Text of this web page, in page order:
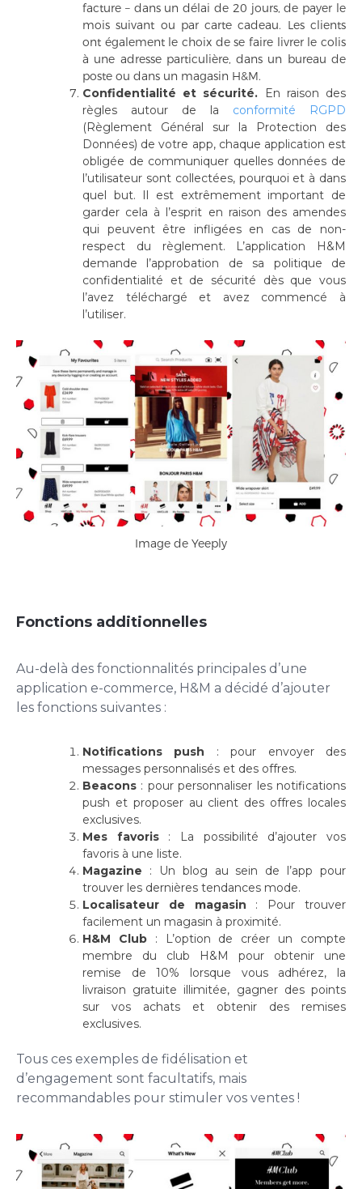
facture – dans un délai de 20 jours, de payer le
mois suivant ou par carte cadeau. Les clients
ont également le choix de se faire livrer le colis
à une adresse particulière, dans un bureau de
poste ou dans un magasin H&M.
Confidentialité et sécurité. En raison des
règles autour de la conformité RGPD
(Règlement Général sur la Protection des
Données) de votre app, chaque application est
obligée de communiquer quelles données de
l’utilisateur sont collectées, pourquoi et à dans
quel but. Il est extrêmement important de
garder cela à l’esprit en raison des amendes
qui peuvent être infligées en cas de non-
respect du règlement. L’application H&M
demande l’approbation de sa politique de
confidentialité et de sécurité dès que vous
l’avez téléchargé et avez commencé à
l’utiliser.
Image de Yeeply
Fonctions additionnelles
Au-delà des fonctionnalités principales d’une
application e-commerce, H&M a décidé d’ajouter
les fonctions suivantes :
Notifications push : pour envoyer des
messages personnalisés et des offres.
Beacons : pour personnaliser les notifications
push et proposer au client des offres locales
exclusives.
Mes favoris: La possibilité d’ajouter vos
favoris à une liste.
Magazine : Un blog au sein de l’app pour
trouver les dernières tendances mode.
Localisateur de magasin : Pour trouver
facilement un magasin à proximité.
H&M Club: L’option de créer un compte
membre du club H&M pour obtenir une
remise de 10% lorsque vous adhérez, la
livraison gratuite illimitée, gagner des points
sur vos achats et obtenir des remises
exclusives.
Tous ces exemples de fidélisation et
d’engagement sont facultatifs, mais
recommandables pour stimuler vos ventes !